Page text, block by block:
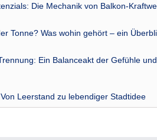
Die Mechanik von Balkon-
Tonne? Was wohin gehört – ein
Ein Balanceakt der Gefühle und
Leerstand zu lebendiger Stadtidee